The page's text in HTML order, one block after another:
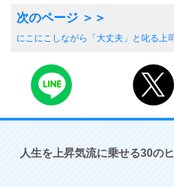
にこにこしながら「大丈夫」と叱る上
人生を上昇気流に乗せる30の